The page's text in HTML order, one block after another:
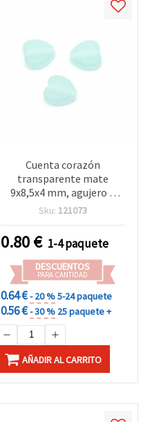
Cuenta corazón
transparente mate
9x8,5x4 mm, agujero 2
mm, azul pálido - 20 g
Sku: 121073
0.80€ 1-4 paquete
DESCUENTOS
PARA CANTIDAD
0.64 €- 20 %5-24 paquete
0.56 €- 30 % 25 paquete +
AÑADIR AL CARRITO